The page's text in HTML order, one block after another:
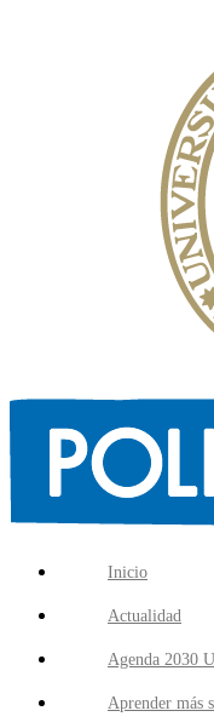
Inicio
Actualidad
Agenda 2030
Aprender más